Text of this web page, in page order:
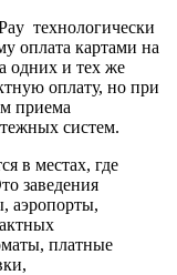
технологически
оплата картами на
одних и тех же
оплату, но при
приема
систем.
в местах, где
заведения
аэропорты,
платные